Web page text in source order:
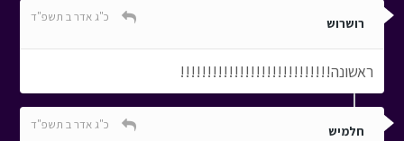
רושרוש כ"ג אדר ב תשפ"ד
ראשונה!!!!!!!!!!!!!!!!!!!!!!!!!!!!
חלמיש כ"ג אדר ב תשפ"ד